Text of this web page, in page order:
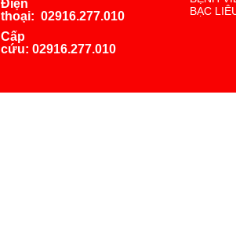
Điện
thoại: 02916.277.010
Cấp
cứu: 02916.277.010
BẠC